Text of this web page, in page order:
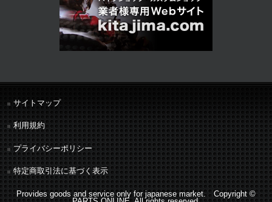
サイトマップ
利用規約
プライバシーポリシー
特定商取引法に基づく表示
Provides goods and service only for japanese market. Copyright ©